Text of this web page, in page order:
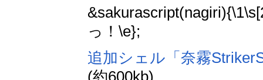
っ！\e};
追加シェル「奈霧